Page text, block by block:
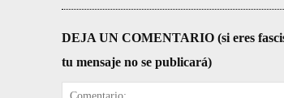
DEJA UN COMENTARIO (si eres
tu mensaje no se publicará)